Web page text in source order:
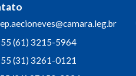
(61) 3215-5964
(31) 3261-0121